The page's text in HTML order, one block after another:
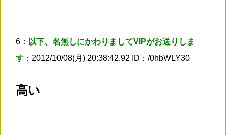
6： 以下、名無しにかわりましてVIPがお送りしま
す ：2012/10/08(月) 20:38:42.92 ID：/0hbWLY30
高い